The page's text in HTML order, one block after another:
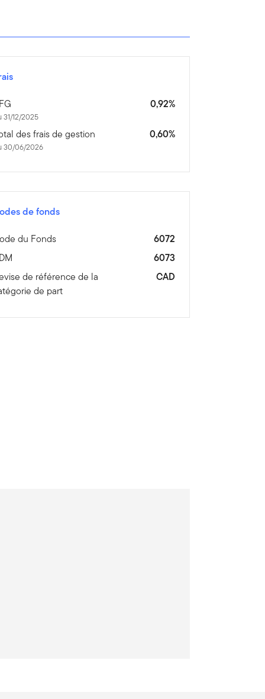
31/12/2025
0,92%
des frais de gestion
30/06/2026
0,60%
de fonds
du Fonds
6072
6073
de référence de la
de part
CAD